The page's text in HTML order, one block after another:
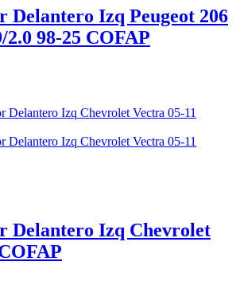
Delantero Izq Peugeot 206
2.0 98-25 COFAP
Delantero Izq Chevrolet